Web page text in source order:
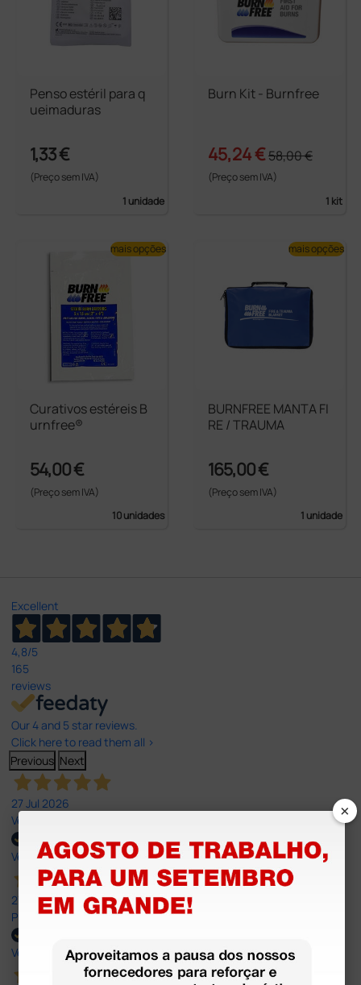
Penso estéril para q
ueimaduras
1,33 €
(Preço sem IVA)
1 unidade
Burn Kit - Burnfree
45,24 €58,00 €
(Preço sem IVA)
1 kit
Curativos estéreis B
urnfree®
54,00 €
(Preço sem IVA)
10 unidades
mais opções
BURNFREE MANTA FI
RE / TRAUMA
165,00 €
(Preço sem IVA)
1 unidade
mais opções
Excellent
4,8/5
165
reviews
Our 4 and 5 star reviews.
Click here to read them all >
Previous Next
27 Jul 2026
Very good
Verified buyer
27 Jul 2026
Prefeito
Verified buyer
×